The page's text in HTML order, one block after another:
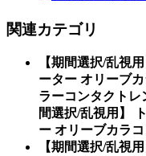
関連カテゴリ
【期間選択/乱視
ーター オリーブ
ラーコンタクトレ
間選択/乱視用】
ー オリーブカラ
【期間選択/乱視